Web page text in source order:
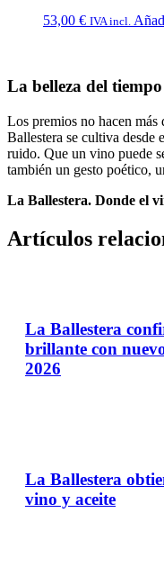
53,00 € IVA incl.
La belleza del
Los premios no hacen
Ballestera se cultiva desde
ruido. Que un vino puede
también un gesto poético,
La Ballestera. Donde el
Artículos
La Ballestera
brillante con
2026
La Ballestera
vino y aceite